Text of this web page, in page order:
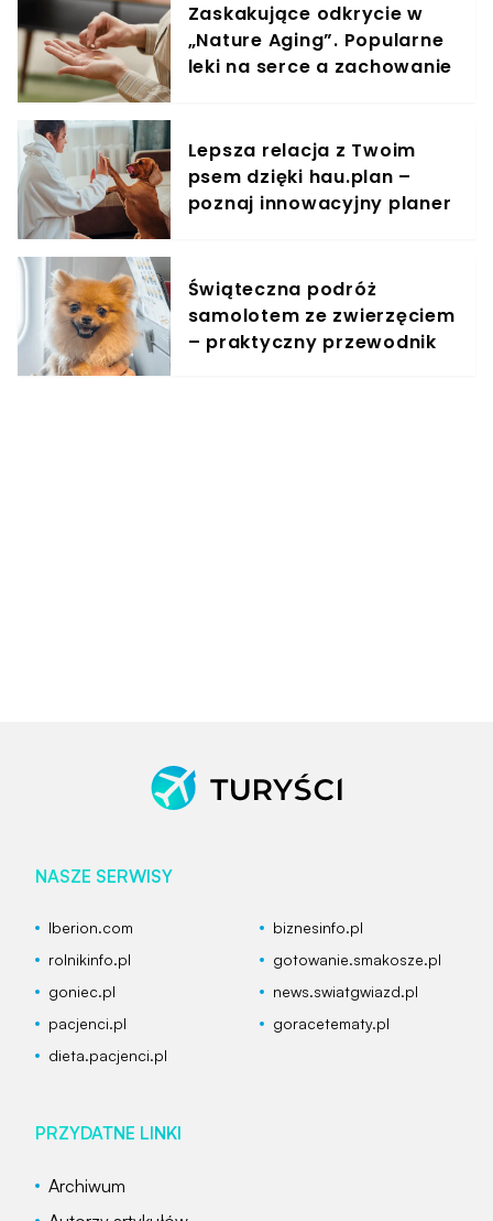
Zaskakujące odkrycie w
„Nature Aging”. Popularne
leki na serce a zachowanie
Lepsza relacja z Twoim
psem dzięki hau.plan –
poznaj innowacyjny planer
Świąteczna podróż
samolotem ze zwierzęciem
– praktyczny przewodnik
NASZE SERWISY
Iberion.com
biznesinfo.pl
rolnikinfo.pl
gotowanie.smakosze.pl
goniec.pl
news.swiatgwiazd.pl
pacjenci.pl
goracetematy.pl
dieta.pacjenci.pl
PRZYDATNE LINKI
Archiwum